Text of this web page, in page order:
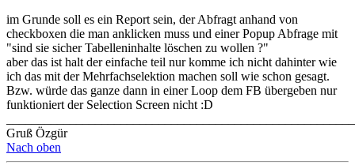
im Grunde soll es ein Report sein, der Abfragt anhand von
checkboxen die man anklicken muss und einer Popup Abfrage mit
"sind sie sicher Tabelleninhalte löschen zu wollen ?"
aber das ist halt der einfache teil nur komme ich nicht dahinter wie
ich das mit der Mehrfachselektion machen soll wie schon gesagt.
Bzw. würde das ganze dann in einer Loop dem FB übergeben nur
funktioniert der Selection Screen nicht :D
Gruß Özgür
Nach oben